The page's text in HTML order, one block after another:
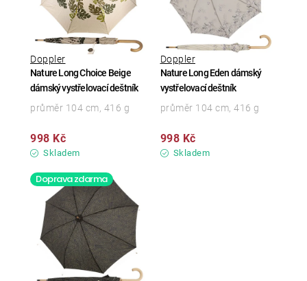
Nature Long Choice Beige
dámský vystřelovací deštník
Doppler
Skladem
998 Kč
průměr 104 cm, 416 g
Nature Long Eden dámský
vystřelovací deštník
Doppler
Skladem
998 Kč
průměr 104 cm, 416 g
Doprava zdarma